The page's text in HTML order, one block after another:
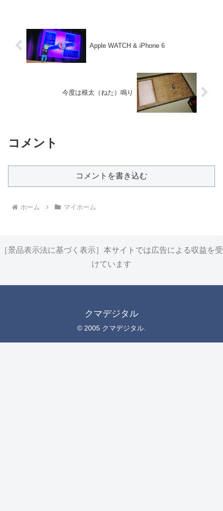
Apple WATCH & iPhone 6
今度は根太（ねた）鳴り
コメント
コメントを書き込む
ホーム マイホーム
［景品表示法に基づく表示］本サイトでは広告による収益を受
けています
クマデジタル
© 2005 クマデジタル.